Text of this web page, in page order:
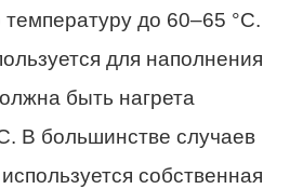
до 60–65 °C.
для наполнения
быть нагрета
В большинстве случаев
собственная